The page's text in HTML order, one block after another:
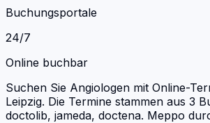
Buchungsportale
24/7
Online buchbar
Suchen Sie Angiologen mit Online-
Leipzig. Die Termine stammen aus 3
doctolib, jameda, doctena. Meppo